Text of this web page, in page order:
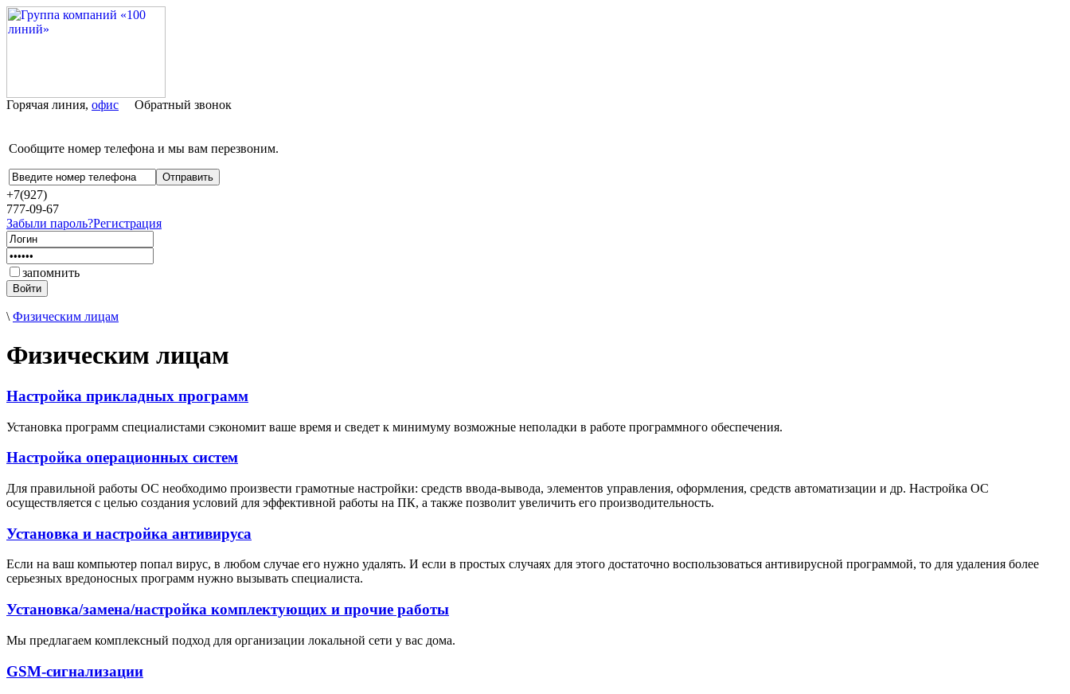
Горячая линия, офис Обратный звонок
Сообщите номер телефона и мы вам перезвоним.
+7(927)
777-09-67
Забыли пароль?Регистрация
запомнить
\ Физическим лицам
Физическим лицам
Настройка прикладных программ
Установка программ специалистами сэкономит ваше время и сведет к минимуму возможные неполадки в работе программного обеспечения.
Настройка операционных систем
Для правильной работы ОС необходимо произвести грамотные настройки: средств ввода-вывода, элементов управления, оформления, средств автоматизации и др. Настройка ОС
осуществляется с целью создания условий для эффективной работы на ПК, а также позволит увеличить его производительность.
Установка и настройка антивируса
Если на ваш компьютер попал вирус, в любом случае его нужно удалять. И если в простых случаях для этого достаточно воспользоваться антивирусной программой, то для удаления более
серьезных вредоносных программ нужно вызывать специалиста.
Установка/замена/настройка комплектующих и прочие работы
Мы предлагаем комплексный подход для организации локальной сети у вас дома.
GSM-сигнализации